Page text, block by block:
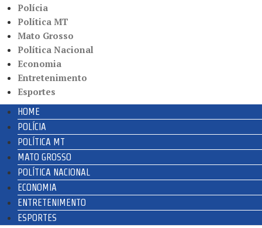
Polícia
Política MT
Mato Grosso
Política Nacional
Economia
Entretenimento
Esportes
HOME
POLÍCIA
POLÍTICA MT
MATO GROSSO
POLÍTICA NACIONAL
ECONOMIA
ENTRETENIMENTO
ESPORTES